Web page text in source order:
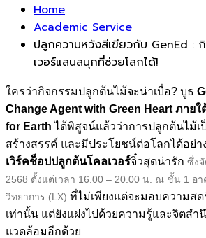
Home
Academic Service
ปลูกความหวังสีเขียวกับ GenEd :
เวอร์แสนสนุกที่ช่วยโลกได้!
ใครว่ากิจกรรมปลูกต้นไม้จะน่าเบื่อ? บูธ
Change Agent with Green Heart ภาย
for Earth ได้พิสูจน์แล้วว่าการปลูกต้นไม้
สร้างสรรค์ และมีประโยชน์ต่อโลกได้อย่า
เวิร์คช็อปปลูกต้นโคลเวอร์จิ๋วสุดน่ารัก ซึ่ง
2568 ตั้งแต่เวลา 16.00 – 20.00 น. ณ ชั้น 1 อา
วิทยาการ (LX) ที่ไม่เพียงแต่จะมอบความส
เท่านั้น แต่ยังแฝงไปด้วยความรู้และจิตสำ
แวดล้อมอีกด้วย